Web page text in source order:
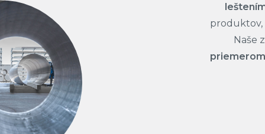
produktov,
Naše